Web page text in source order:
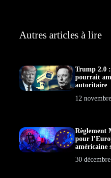
Autres articles à lire
Trump 2.0
pourrait
autoritaire
12
Règlement
pour
américaine
30